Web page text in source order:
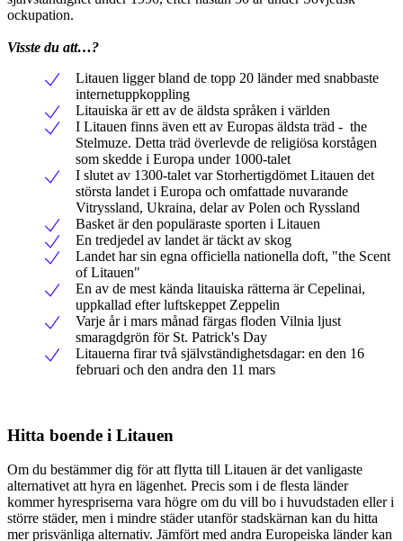
ockupation.
Visste du att…?
Litauen ligger bland de topp 20 länder med snabbaste
internetuppkoppling
Litauiska är ett av de äldsta språken i världen
I Litauen finns även ett av Europas äldsta träd - the
Stelmuze. Detta träd överlevde de religiösa korstågen
som skedde i Europa under 1000-talet
I slutet av 1300-talet var Storhertigdömet Litauen det
största landet i Europa och omfattade nuvarande
Vitryssland, Ukraina, delar av Polen och Ryssland
Basket är den populäraste sporten i Litauen
En tredjedel av landet är täckt av skog
Landet har sin egna officiella nationella doft, "the Scent
of Litauen"
En av de mest kända litauiska rätterna är Cepelinai,
uppkallad efter luftskeppet Zeppelin
Varje år i mars månad färgas floden Vilnia ljust
smaragdgrön för St. Patrick's Day
Litauerna firar två självständighetsdagar: en den 16
februari och den andra den 11 mars
Hitta boende i Litauen
Om du bestämmer dig för att flytta till Litauen är det vanligaste
alternativet att hyra en lägenhet. Precis som i de flesta länder
kommer hyrespriserna vara högre om du vill bo i huvudstaden eller i
större städer, men i mindre städer utanför stadskärnan kan du hitta
mer prisvänliga alternativ. Jämfört med andra Europeiska länder kan